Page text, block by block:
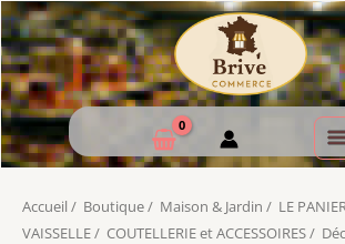
Accueil / Boutique/ Maison & Jardin / LE
VAISSELLE/ COUTELLERIE et ACCESSOIRES/